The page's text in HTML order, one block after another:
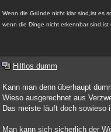
Wenn die Gründe nicht klar sind,ist es
wenn die Dinge nicht erkennbar
Hilflos dumm
Kann man denn überhaupt
Wieso ausgerechnet aus
Das meiste läuft doch sowieso
Man kann sich sicherlich der